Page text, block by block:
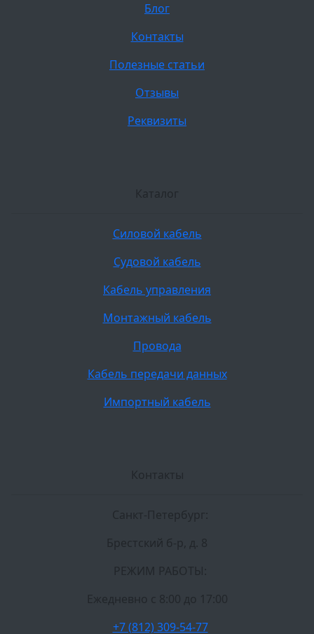
Блог
Контакты
Полезные статьи
Отзывы
Реквизиты
Каталог
Силовой кабель
Судовой кабель
Кабель управления
Монтажный кабель
Провода
Кабель передачи данных
Импортный кабель
Контакты
Санкт-Петербург:
Брестский б-р, д. 8
РЕЖИМ РАБОТЫ:
Ежедневно c 8:00 до 17:00
+7 (812) 309-54-77